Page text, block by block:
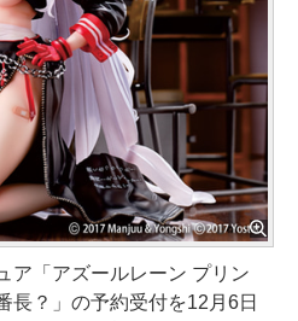
「アズールレーン プリン
？」の予約受付を12月6日